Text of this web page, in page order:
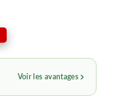
Voir les avantages